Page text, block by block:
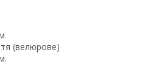
(велюрове)